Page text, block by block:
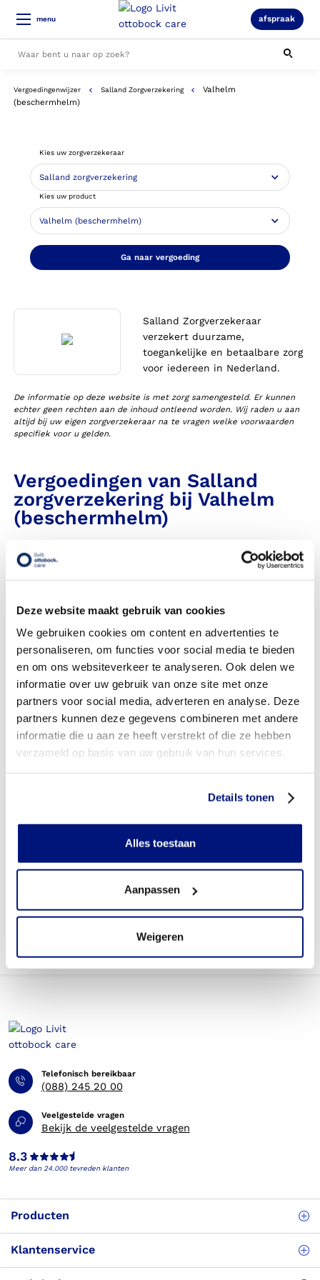
Deze website maakt gebruik van cookies
We gebruiken cookies om content en advertenties te
personaliseren, om functies voor social media te bieden
en om ons websiteverkeer te analyseren. Ook delen we
informatie over uw gebruik van onze site met onze
partners voor social media, adverteren en analyse. Deze
partners kunnen deze gegevens combineren met andere
informatie die u aan ze heeft verstrekt of die ze hebben
verzameld op basis van uw gebruik van hun services.
Details tonen
Alles toestaan
Aanpassen
Weigeren
menu afspraak
Alle resultaten
Vergoedingenwijzer Salland Zorgverzekering
Valhelm
(beschermhelm)
Kies uw zorgverzekeraar
Kies uw product
Ga naar vergoeding
Salland Zorgverzekeraar
verzekert duurzame,
toegankelijke en betaalbare zorg
voor iedereen in Nederland.
De informatie op deze website is met zorg samengesteld. Er kunnen
echter geen rechten aan de inhoud ontleend worden. Wij raden u aan
altijd bij uw eigen zorgverzekeraar na te vragen welke voorwaarden
specifiek voor u gelden.
Vergoedingen van Salland
zorgverzekering bij Valhelm
(beschermhelm)
Heeft Livit Ottobock Care een contract met deze
zorgverzekeraar in 2026?
beschermhelm genoemd?
Wanneer komt mijn valhelm NIET in aanmerking voor
vergoeding via mijn zorgverzekeraar?
Wordt mijn valhelm vergoed uit de basisverzekering?
Wordt mijn valhelm vergoed vanuit een aanvullende
verzekering?
Zijn er ook valhelmen in confectie- of standaard
Is de valhelm mijn eigendom?
Krijg ik een valhelm wel vergoed wanneer dit binnen
revalidatietraject van een ziekenhuis valt?
Telefonisch bereikbaar
(088) 245 20 00
Veelgestelde vragen
Bekijk de veelgestelde vragen
8.3
Meer dan 24.000 tevreden klanten
Producten
Klantenservice